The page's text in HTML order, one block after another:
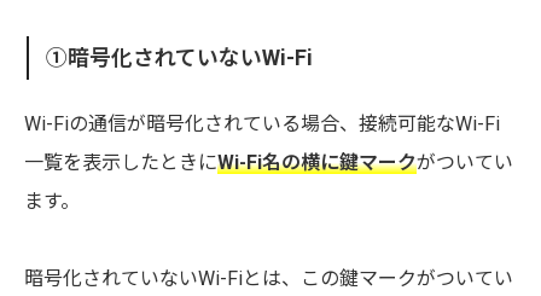
①暗号化されていないWi-Fi
Wi-Fiの通信が暗号化されている場合、接続可能なWi-Fi
一覧を表示したときにWi-Fi名の横に鍵マークがついてい
ます。
暗号化されていないWi-Fiとは、この鍵マークがついてい